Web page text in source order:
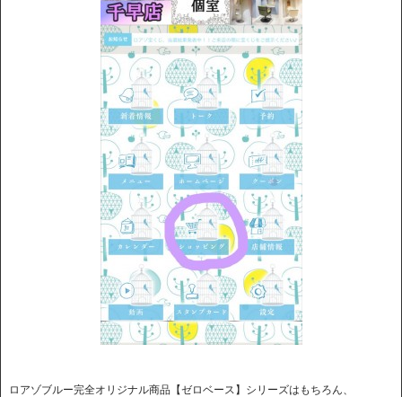
ロアゾブルー完全オリジナル商品【ゼロベース】シリーズはもちろん、